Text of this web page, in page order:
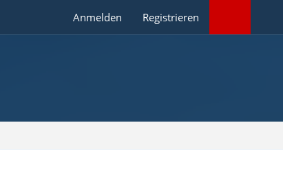
Anmelden Registrieren